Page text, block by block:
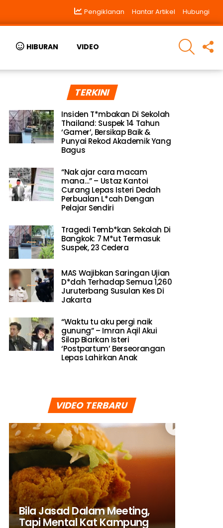
Pengiklanan Hantar Artikel Hubungi
HIBURAN VIDEO
SEARCH
TERKINI
Insiden T*mbakan Di Sekolah
Thailand: Suspek 14 Tahun
‘Gamer’, Bersikap Baik &
Punyai Rekod Akademik Yang
Bagus
“Nak ajar cara macam
mana…” – Ustaz Kantoi
Curang Lepas Isteri Dedah
Perbualan L*cah Dengan
Pelajar Sendiri
Tragedi Temb*kan Sekolah Di
Bangkok: 7 M*ut Termasuk
Suspek, 23 Cedera
MAS Wajibkan Saringan Ujian
D*dah Terhadap Semua 1,260
Juruterbang Susulan Kes Di
Jakarta
“Waktu tu aku pergi naik
gunung” – Imran Aqil Akui
Silap Biarkan Isteri
‘Postpartum’ Berseorangan
Lepas Lahirkan Anak
VIDEO TERBARU
Bila Jasad Dalam Meeting,
Tapi Mental Kat Kampung